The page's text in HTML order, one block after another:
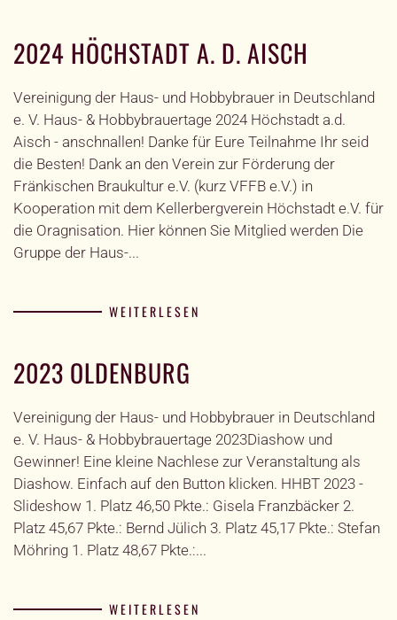
2024 HÖCHSTADT A. D. AISCH
Vereinigung der Haus- und Hobbybrauer in Deutschland
e. V. Haus- & Hobbybrauertage 2024 Höchstadt a.d.
Aisch - anschnallen! Danke für Eure Teilnahme Ihr seid
die Besten! Dank an den Verein zur Förderung der
Fränkischen Braukultur e.V. (kurz VFFB e.V.) in
Kooperation mit dem Kellerbergverein Höchstadt e.V. für
die Oragnisation. Hier können Sie Mitglied werden Die
Gruppe der Haus-...
WEITERLESEN
2023 OLDENBURG
Vereinigung der Haus- und Hobbybrauer in Deutschland
e. V. Haus- & Hobbybrauertage 2023Diashow und
Gewinner! Eine kleine Nachlese zur Veranstaltung als
Diashow. Einfach auf den Button klicken. HHBT 2023 -
Slideshow 1. Platz 46,50 Pkte.: Gisela Franzbäcker 2.
Platz 45,67 Pkte.: Bernd Jülich 3. Platz 45,17 Pkte.: Stefan
Möhring 1. Platz 48,67 Pkte.:...
WEITERLESEN